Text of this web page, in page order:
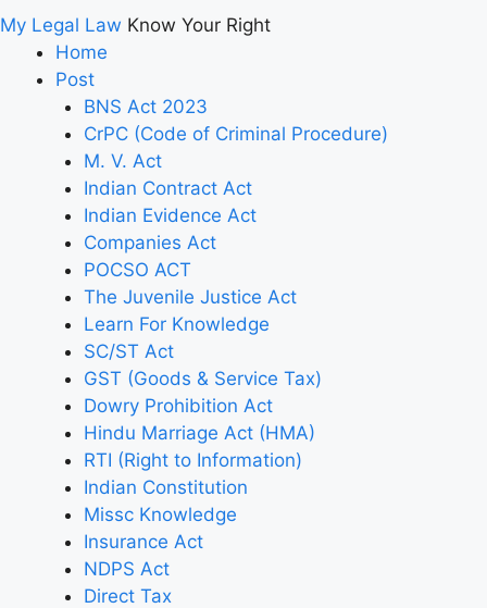
My Legal Law Know Your Right
Home
Post
BNS Act 2023
CrPC (Code of Criminal Procedure)
M. V. Act
Indian Contract Act
Indian Evidence Act
Companies Act
POCSO ACT
The Juvenile Justice Act
Learn For Knowledge
SC/ST Act
GST (Goods & Service Tax)
Dowry Prohibition Act
Hindu Marriage Act (HMA)
RTI (Right to Information)
Indian Constitution
Missc Knowledge
Insurance Act
NDPS Act
Direct Tax